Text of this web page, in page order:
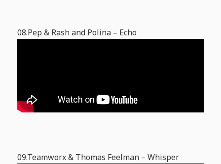
08.Pep & Rash and Polina – Echo
09.Teamworx & Thomas Feelman – Whisper